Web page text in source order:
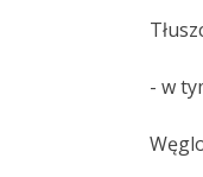
- w